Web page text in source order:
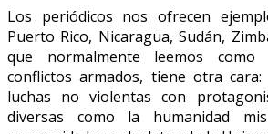
Los periódicos nos ofrecen
Puerto Rico, Nicaragua, Sudán,
que normalmente leemos
conflictos armados, tiene otra
luchas no violentas con
diversas como la humanidad